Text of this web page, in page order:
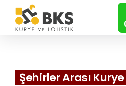
Hızlı Kurye
Şehirler Arası